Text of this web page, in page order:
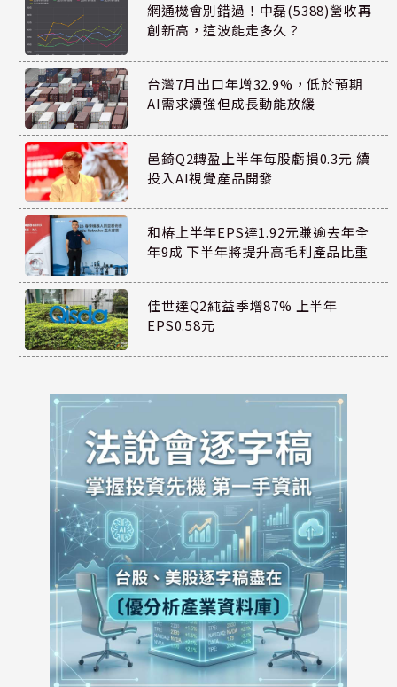
網通機會別錯過！中磊(5388)營收再
創新高，這波能走多久？
台灣7月出口年增32.9%，低於預期
AI需求續強但成長動能放緩
邑錡Q2轉盈上半年每股虧損0.3元 續
投入AI視覺產品開發
和椿上半年EPS達1.92元賺逾去年全
年9成 下半年將提升高毛利產品比重
佳世達Q2純益季增87% 上半年
EPS0.58元